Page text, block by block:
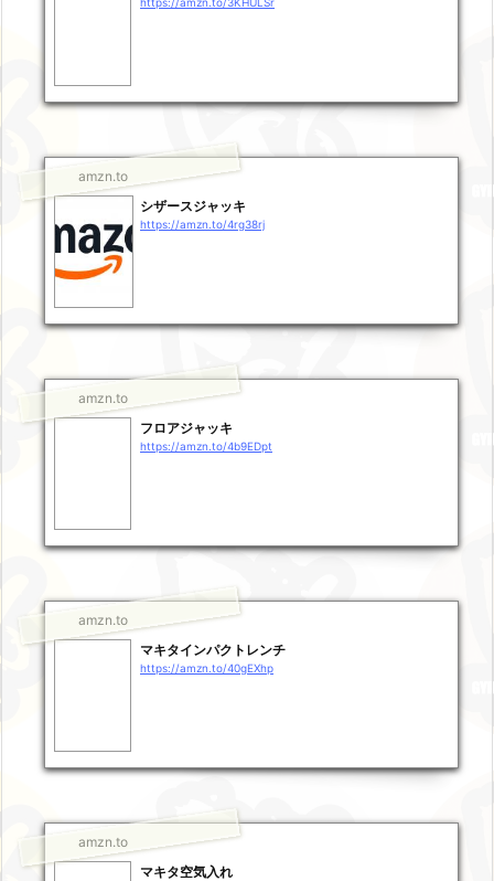
amzn.to
シザースジャッキ
https://amzn.to/4rg38rj
amzn.to
フロアジャッキ
https://amzn.to/4b9EDpt
amzn.to
マキタインパクトレンチ
https://amzn.to/40gEXhp
amzn.to
マキタ空気入れ